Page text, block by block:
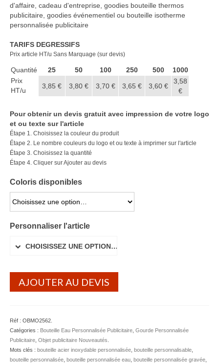
Carnet A5 Personnalisé
Carnet A6 personnalisé
Chapeau publicitaire
Clé USB personnalisée
Éventail personnalisé
Gobelet réutilisable & Verre
Haut-parleur Bluetooth
Lunettes de soleil
Porte-clés personnalisé
Porte-monnaie Porte Carte Portefeuille
Serviette Personnalisée
Stylo Publicitaire
Voiture Goodies
Gourde & Bouteille
Bouteille Personnalisable
Mug & Tasse
d'affaire, cadeau d'entreprise, goodies bouteille thermos
publicitaire, goodies événementiel ou bouteille isotherme
personnalisée publicitaire
TARIFS DEGRESSIFS
Prix article HT/u Sans Marquage (sur devis)
Quantité 25 50 100 250 500
1000
Prix
HT/u
3,85 € 3,80 € 3,70 € 3,65 € 3,60 €
3,58
€
Pour obtenir un devis gratuit avec impression de votre logo
et ou texte sur l'article
Étape 1. Choisissez la couleur du produit
Étape 2. Le nombre couleurs du logo et ou texte à imprimer sur l'article
Étape 3. Choisissez la quantité
Étape 4. Cliquer sur Ajouter au devis
Coloris disponibles
CHOISISSEZ UNE OPTION…
Personnaliser l'article
CHOISISSEZ UNE OPTION…
AJOUTER AU DEVIS
Réf : OBMO2562
Catégories : Bouteille Eau Personnalisée Publicitaire Gourde Personnalisée
Publicitaire Objet publicitaire Nouveautés
Mots clés : bouteille acier inoxydable personnalisée bouteille personnalisable
bouteille personnalisée bouteille personnalisée eau bouteille personnalisée gravée